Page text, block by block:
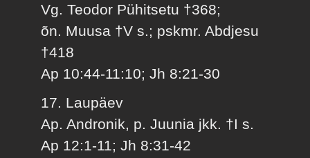
Vg. Teodor Pühitsetu †368;
õn. Muusa †V s.; pskmr. Abdjesu
†418
Ap 10:44-11:10; Jh 8:21-30
17. Laupäev
Ap. Andronik, p. Juunia jkk. †I s.
Ap 12:1-11; Jh 8:31-42